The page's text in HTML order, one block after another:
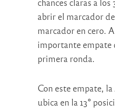
chances claras a
abrir el marcador
marcador en cero.
importante empate
primera ronda.
Con este empate,
ubica en la 13°